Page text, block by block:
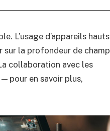
L’usage d’appareils hauts
sur la profondeur de champ
collaboration avec les
pour en savoir plus,